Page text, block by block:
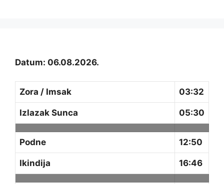
Datum: 06.08.2026.
Zora / Imsak 03:32
Izlazak Sunca 05:30
Podne 12:50
Ikindija 16:46